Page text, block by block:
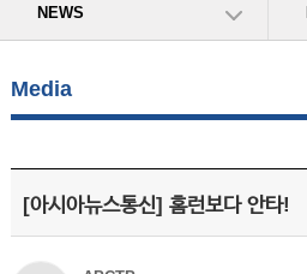
NEWS
Media
[아시아뉴스통신] 홈런보다 안타!